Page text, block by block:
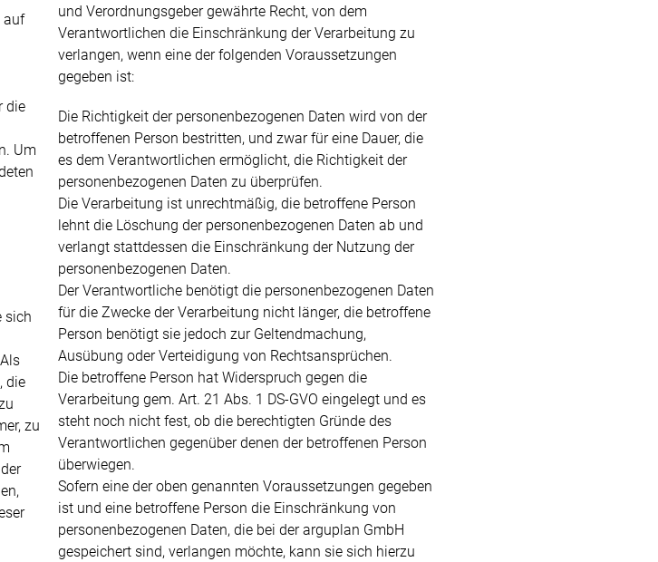
auf
die
Um
sich
die
zu
und Verordnungsgeber gewährte Recht, von dem
Verantwortlichen die Einschränkung der Verarbeitung zu
verlangen, wenn eine der folgenden Voraussetzungen
gegeben ist:
Die Richtigkeit der personenbezogenen Daten wird von der
betroffenen Person bestritten, und zwar für eine Dauer, die
es dem Verantwortlichen ermöglicht, die Richtigkeit der
personenbezogenen Daten zu überprüfen.
Die Verarbeitung ist unrechtmäßig, die betroffene Person
lehnt die Löschung der personenbezogenen Daten ab und
verlangt stattdessen die Einschränkung der Nutzung der
personenbezogenen Daten.
Der Verantwortliche benötigt die personenbezogenen Daten
für die Zwecke der Verarbeitung nicht länger, die betroffene
Person benötigt sie jedoch zur Geltendmachung,
Ausübung oder Verteidigung von Rechtsansprüchen.
Die betroffene Person hat Widerspruch gegen die
Verarbeitung gem. Art. 21 Abs. 1 DS-GVO eingelegt und es
steht noch nicht fest, ob die berechtigten Gründe des
Verantwortlichen gegenüber denen der betroffenen Person
überwiegen.
Sofern eine der oben genannten Voraussetzungen gegeben
ist und eine betroffene Person die Einschränkung von
personenbezogenen Daten, die bei der arguplan GmbH
gespeichert sind, verlangen möchte, kann sie sich hierzu